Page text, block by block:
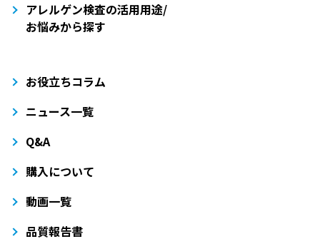
アレルゲン検査の活用用途/
お悩みから探す
お役立ちコラム
ニュース一覧
Q&A
購入について
動画一覧
品質報告書